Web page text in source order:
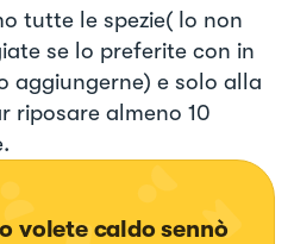
tutte le spezie( Io non
se lo preferite con in
aggiungerne) e solo alla
riposare almeno 10
volete caldo sennò